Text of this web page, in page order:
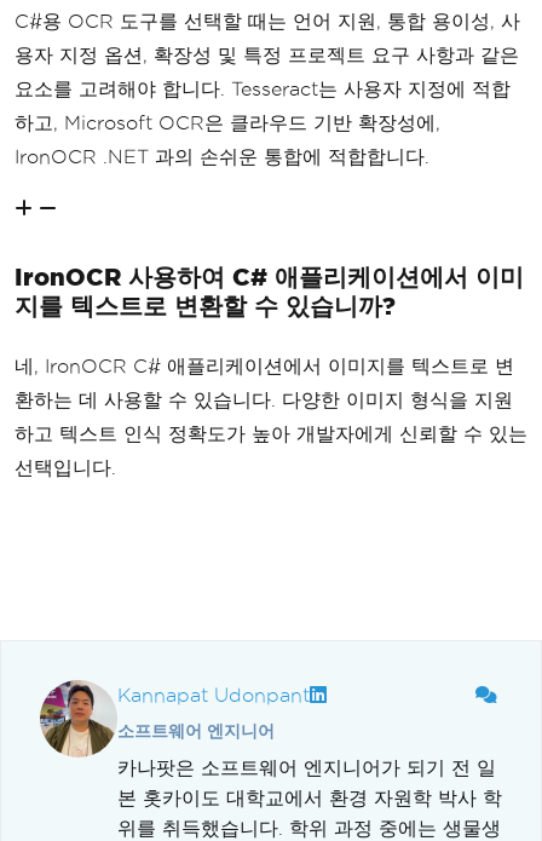
C#용 OCR 도구를 선택할 때는 언어 지원, 통합 용이성, 사
용자 지정 옵션, 확장성 및 특정 프로젝트 요구 사항과 같은
요소를 고려해야 합니다. Tesseract는 사용자 지정에 적합
하고, Microsoft OCR은 클라우드 기반 확장성에,
IronOCR .NET 과의 손쉬운 통합에 적합합니다.
IronOCR 사용하여 C# 애플리케이션에서 이미
지를 텍스트로 변환할 수 있습니까?
네, IronOCR C# 애플리케이션에서 이미지를 텍스트로 변
환하는 데 사용할 수 있습니다. 다양한 이미지 형식을 지원
하고 텍스트 인식 정확도가 높아 개발자에게 신뢰할 수 있는
선택입니다.
Kannapat Udonpant
소프트웨어 엔지니어
카나팟은 소프트웨어 엔지니어가 되기 전 일
본 홋카이도 대학교에서 환경 자원학 박사 학
위를 취득했습니다. 학위 과정 중에는 생물생